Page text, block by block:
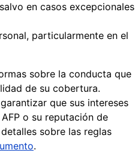
en casos excepcionales
particularmente en el
sobre la conducta que
de su cobertura.
que sus intereses
o su reputación de
sobre las reglas
.